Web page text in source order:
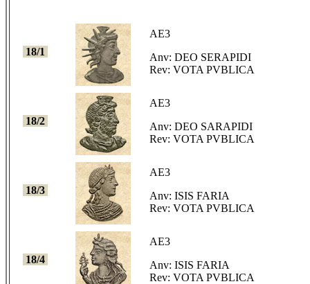
18/1
AE3
Anv: DEO SERAPIDI
Rev: VOTA PVBLICA
18/2
AE3
Anv: DEO SARAPIDI
Rev: VOTA PVBLICA
18/3
AE3
Anv: ISIS FARIA
Rev: VOTA PVBLICA
18/4
AE3
Anv: ISIS FARIA
Rev: VOTA PVBLICA